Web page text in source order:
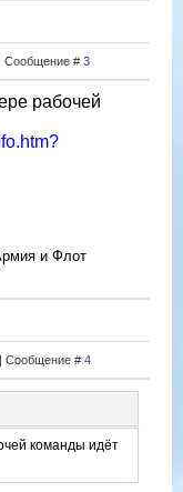
Сообщение # 3
рабочей
и Флот
Сообщение # 4
команды идёт